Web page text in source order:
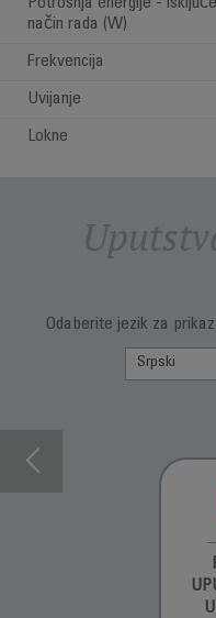
način rada (W)
Frekvencija
Uvijanje
Lokne
Odaberite jezik za